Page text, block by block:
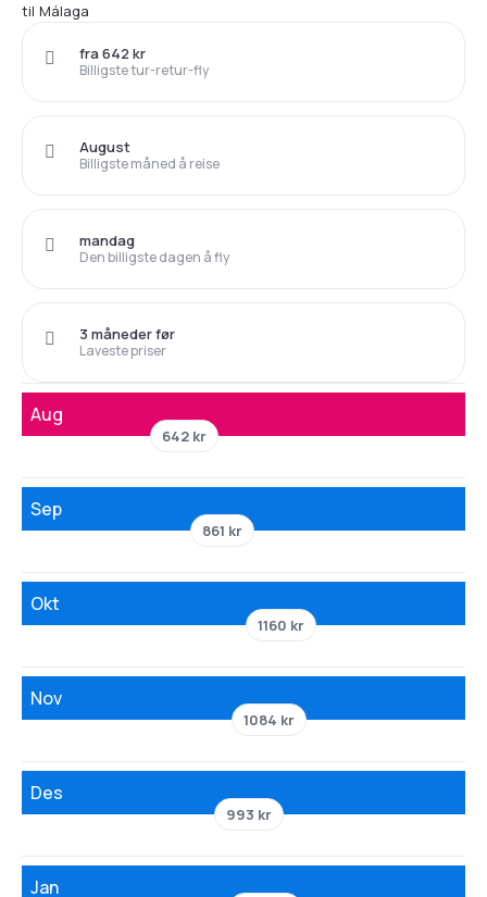
til Málaga
Billigste tur-retur-fly
fra 642 kr
Billigste måned å reise
August
Den billigste dagen å fly
mandag
Laveste priser
3 måneder før
Aug
642 kr
Sep
861 kr
Okt
1160 kr
Nov
1084 kr
Des
993 kr
Jan